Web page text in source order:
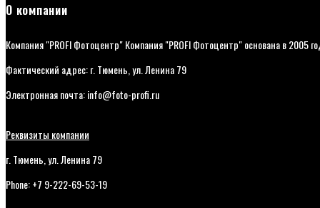
О компании
Компания "PROFI Фотоцентр" Компания "PROFI Фотоцентр" основана в 2005
Фактический адрес: г. Тюмень, ул. Ленина 79
Электронная почта: info@foto-profi.ru
Реквизиты компании
г. Тюмень, ул. Ленина 79
Phone: +7 9-222-69-53-19